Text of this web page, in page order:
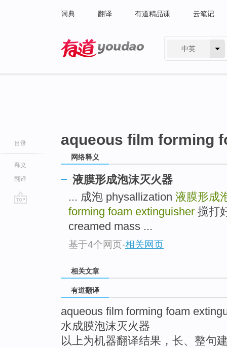
词典 翻译 有道精品课 云笔记
中英
目录
释义
翻译
aqueous film forming
网络释义
液膜形成泡沫灭火器
... 成泡 physallization 液膜形成
forming foam extinguisher 搅打
creamed mass ...
基于4个网页-相关网页
相关文章
有道翻译
aqueous film forming foam
水成膜泡沫灭火器
以上为机器翻译结果，长、整句